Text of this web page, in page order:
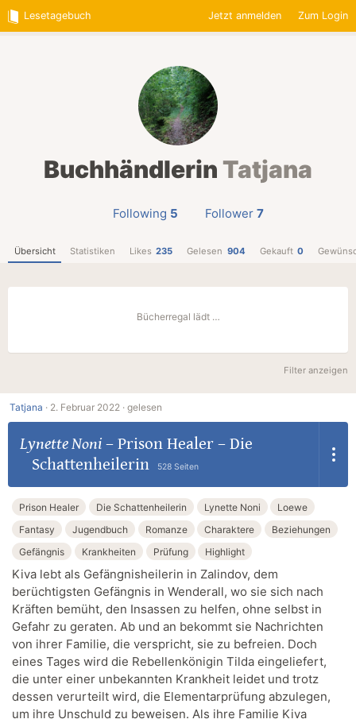
Lesetagebuch Jetzt anmelden Zum Login
Buchhändlerin Tatjana
Following 5 Follower 7
Übersicht Statistiken Likes 235 Gelesen 904 Gekauft 0
Bücherregal lädt …
Filter anzeigen
Tatjana · 2. Februar 2022 · gelesen
Lynette Noni– Prison Healer – Die
Schattenheilerin
528 Seiten
Prison Healer Die Schattenheilerin Lynette Noni
Loewe
Fantasy
Jugendbuch Romanze Charaktere
Beziehungen
Gefängnis
Krankheiten Prüfung Highlight
Kiva lebt als Gefängnisheilerin in Zalindov, dem
berüchtigsten Gefängnis in Wenderall, wo sie sich nach
Kräften bemüht, den Insassen zu helfen, ohne selbst in
Gefahr zu geraten. Ab und an bekommt sie Nachrichten
von ihrer Familie, die verspricht, sie zu befreien. Doch
eines Tages wird die Rebellenkönigin Tilda eingeliefert,
die unter einer unbekannten Krankheit leidet und trotz
dessen verurteilt wird, die Elementarprüfung abzulegen,
um ihre Unschuld zu beweisen. Als ihre Familie Kiva